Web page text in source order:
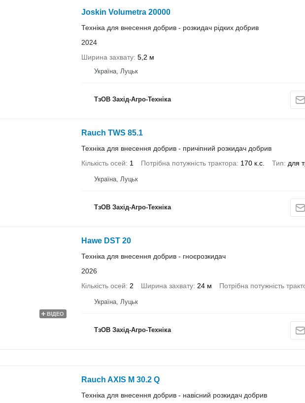
Joskin Volumetra 20000
Техніка для внесення добрив - розкидач рідких добрив
2024
Ширина захвату 5,2 м
Україна, Луцьк
ТзОВ Захід-Агро-Техніка
Rauch TWS 85.1
Техніка для внесення добрив - причіпний розкидач добрив
Кількість осей
1 Потрібна потужність трактора 170 к.с. Тип для
Україна, Луцьк
ТзОВ Захід-Агро-Техніка
ВІДЕО
Hawe DST 20
Техніка для внесення добрив - гноєрозкидач
2026
Кількість осей
2 Ширина захвату 24 м Потрібна потужність
Україна, Луцьк
ТзОВ Захід-Агро-Техніка
Rauch AXIS M 30.2 Q
Техніка для внесення добрив - навісний розкидач добрив